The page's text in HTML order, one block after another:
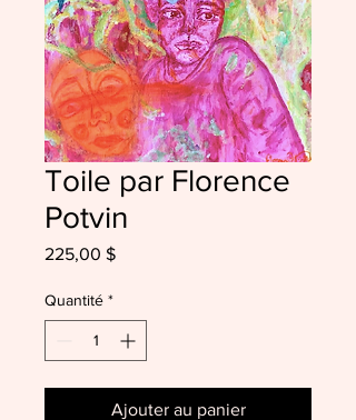
Toile par Florence
Potvin
225,00 $Prix
Quantité *
Ajouter au panier